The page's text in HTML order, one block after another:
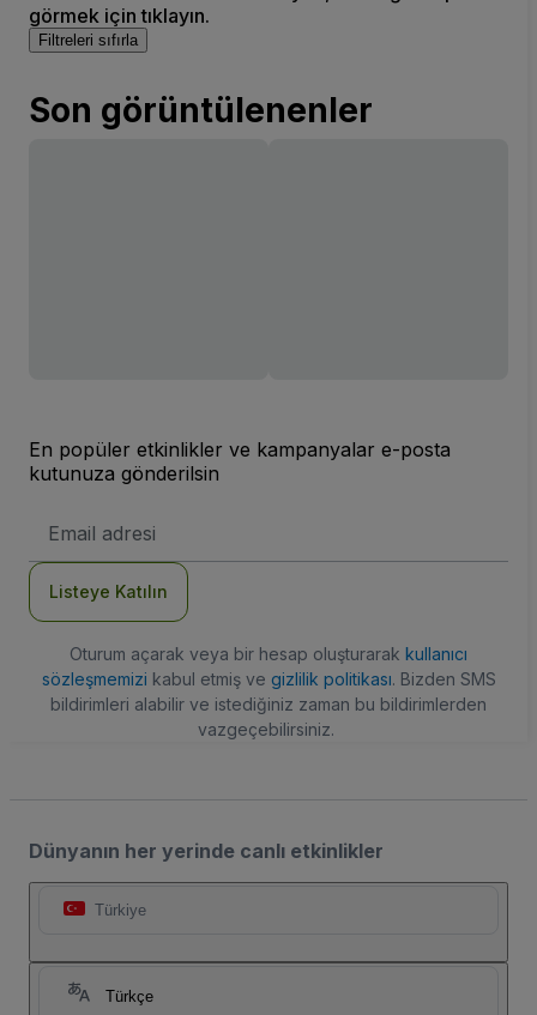
görmek için tıklayın.
Filtreleri sıfırla
Son görüntülenenler
En popüler etkinlikler ve kampanyalar e-posta
kutunuza gönderilsin
posta
Listeye Katılın
Oturum açarak veya bir hesap oluşturarak kullanıcı
sözleşmemizi kabul etmiş ve gizlilik politikası. Bizden SMS
bildirimleri alabilir ve istediğiniz zaman bu bildirimlerden
vazgeçebilirsiniz.
Dünyanın her yerinde canlı etkinlikler
Türkiye
Türkçe